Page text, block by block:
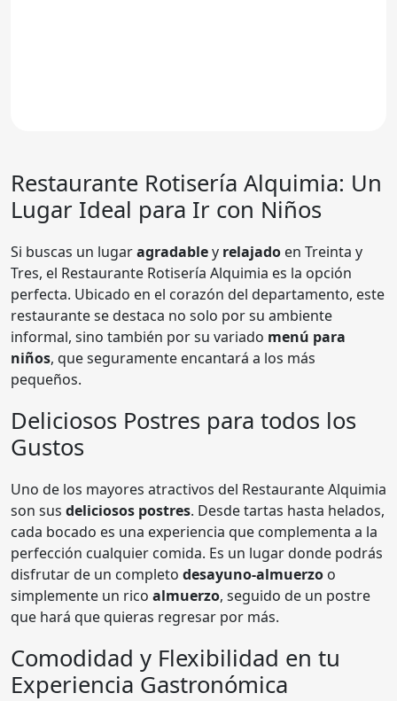
Restaurante Rotisería Alquimia: Un
Lugar Ideal para Ir con Niños
Si buscas un lugaragradabley relajado en Treinta y
Tres, el Restaurante Rotisería Alquimia es la opción
perfecta. Ubicado en el corazón del departamento, este
restaurante se destaca no solo por su ambiente
informal, sino también por su variado menú para
niños, que seguramente encantará a los más
pequeños.
Deliciosos Postres para todos los
Gustos
Uno de los mayores atractivos del Restaurante Alquimia
son sus deliciosos postres. Desde tartas hasta helados,
cada bocado es una experiencia que complementa a la
perfección cualquier comida. Es un lugar donde podrás
disfrutar de un completo desayuno-almuerzo o
simplemente un rico almuerzo, seguido de un postre
que hará que quieras regresar por más.
Comodidad y Flexibilidad en tu
Experiencia Gastronómica